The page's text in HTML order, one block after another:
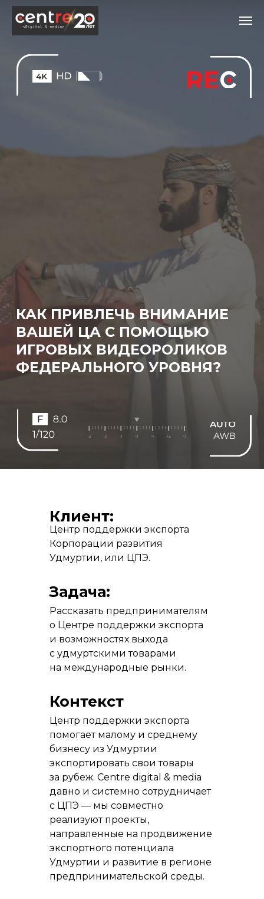
ФЕДЕРАЛЬНОГО УРОВНЯ?
Центр поддержки экспорта
Корпорации развития
Удмуртии, или ЦПЭ.
Контекст
Центр поддержки экспорта
помогает малому и среднему
бизнесу из Удмуртии
экспортировать свои товары
за рубеж. Centre digital & media
давно и системно сотрудничает
с ЦПЭ — мы совместно
реализуют проекты,
направленные на продвижение
экспортного потенциала
Удмуртии и развитие в регионе
предпринимательской среды.
Задача:
Рассказать предпринимателям
о Центре поддержки экспорта
и возможностях выхода
с удмуртскими товарами
на международные рынки.
Клиент: